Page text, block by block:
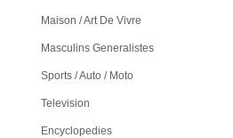
Maison / Art De Vivre
Masculins Generalistes
Sports / Auto / Moto
Television
Encyclopedies